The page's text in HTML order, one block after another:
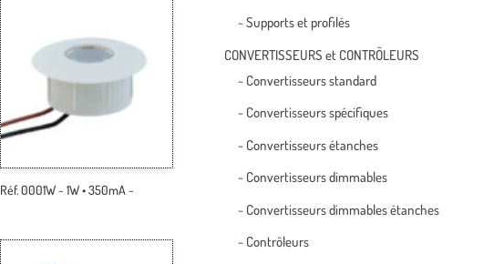
Réf. 0001W ~ 1W • 350mA ~
~ Supports et profilés
CONVERTISSEURS et CONTRÔLEURS
~ Convertisseurs standard
~ Convertisseurs spécifiques
~ Convertisseurs étanches
~ Convertisseurs dimmables
~ Convertisseurs dimmables étanches
~ Contrôleurs